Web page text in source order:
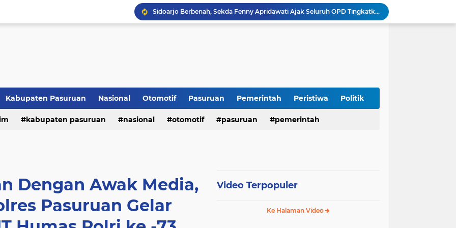
Sidoarjo Berbenah, Sekda Fenny Apridawati Ajak Seluruh OPD Tingkatkan Akuntabilitas Publik
Wakil Bupati Sidoarjo Serahkan Kartu BPJS Ketenagakerjaan untuk Puluhan Ribu Pekerja Rentan
Perkuat Sinergi Keumatan, Pemkab Sidoarjo dan PDM Bahas Akselerasi Program Publik
Kabupaten Pasuruan Nasional Otomotif Pasuruan Pemerintah Peristiwa Politik
kabupaten pasuruan nasional otomotif pasuruan pemerintah
Dengan Awak Media,
Pasuruan Gelar
Video Terpopuler
Ke Halaman Video